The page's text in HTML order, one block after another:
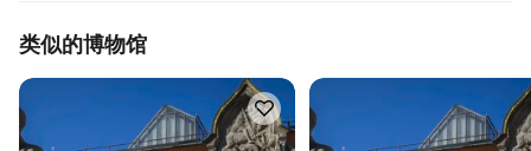
类似的博物馆